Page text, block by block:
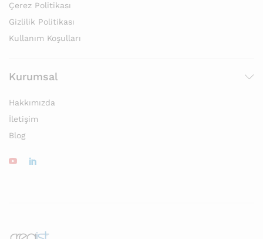
Çerez Politikası
Gizlilik Politikası
Kullanım Koşulları
Kurumsal
Hakkımızda
İletişim
Blog